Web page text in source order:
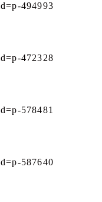
494993
472328
578481
587640